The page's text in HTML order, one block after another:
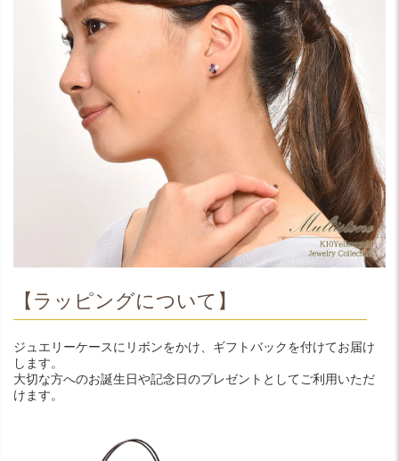
【ラッピングについて】
ジュエリーケースにリボンをかけ、ギフトバックを付けてお届け
します。
大切な方へのお誕生日や記念日のプレゼントとしてご利用いただ
けます。